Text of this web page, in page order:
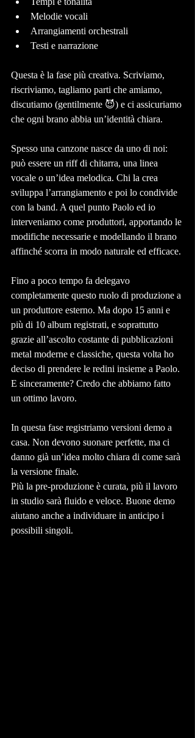
Melodie vocali
Arrangiamenti orchestrali
Testi e narrazione
Questa è la fase più creativa. Scriviamo,
riscriviamo, tagliamo parti che amiamo,
discutiamo (gentilmente 😈) e ci assicuriamo
che ogni brano abbia un’identità chiara.
Spesso una canzone nasce da uno di noi:
può essere un riff di chitarra, una linea
vocale o un’idea melodica. Chi la crea
sviluppa l’arrangiamento e poi lo condivide
con la band. A quel punto Paolo ed io
interveniamo come produttori, apportando le
modifiche necessarie e modellando il brano
affinché scorra in modo naturale ed efficace.
Fino a poco tempo fa delegavo
completamente questo ruolo di produzione a
un produttore esterno. Ma dopo 15 anni e
più di 10 album registrati, e soprattutto
grazie all’ascolto costante di pubblicazioni
metal moderne e classiche, questa volta ho
deciso di prendere le redini insieme a Paolo.
E sinceramente? Credo che abbiamo fatto
un ottimo lavoro.
In questa fase registriamo versioni demo a
casa. Non devono suonare perfette, ma ci
danno già un’idea molto chiara di come sarà
la versione finale.
Più la pre-produzione è curata, più il lavoro
in studio sarà fluido e veloce. Buone demo
aiutano anche a individuare in anticipo i
possibili singoli.